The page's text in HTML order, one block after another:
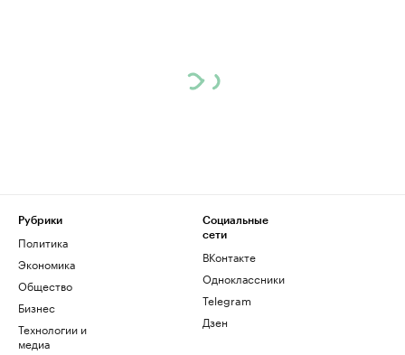
Рубрики
Политика
Экономика
Общество
Бизнес
Технологии и
медиа
Социальные
сети
ВКонтакте
Одноклассники
Telegram
Дзен